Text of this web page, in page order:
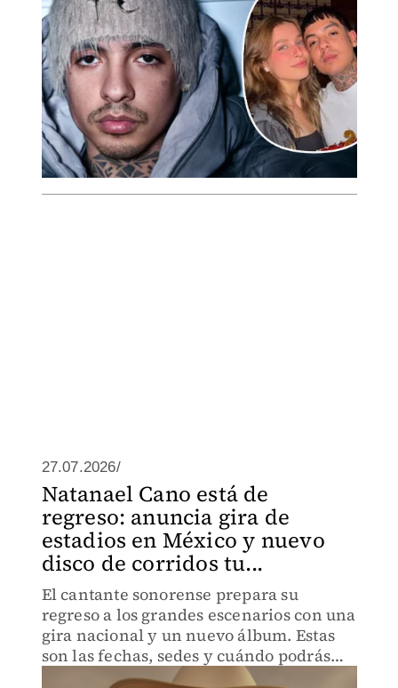
27.07.2026/
Natanael Cano está de
regreso: anuncia gira de
estadios en México y nuevo
disco de corridos tu...
El cantante sonorense prepara su
regreso a los grandes escenarios con una
gira nacional y un nuevo álbum. Estas
son las fechas, sedes y cuándo podrás
comprar los boletos.